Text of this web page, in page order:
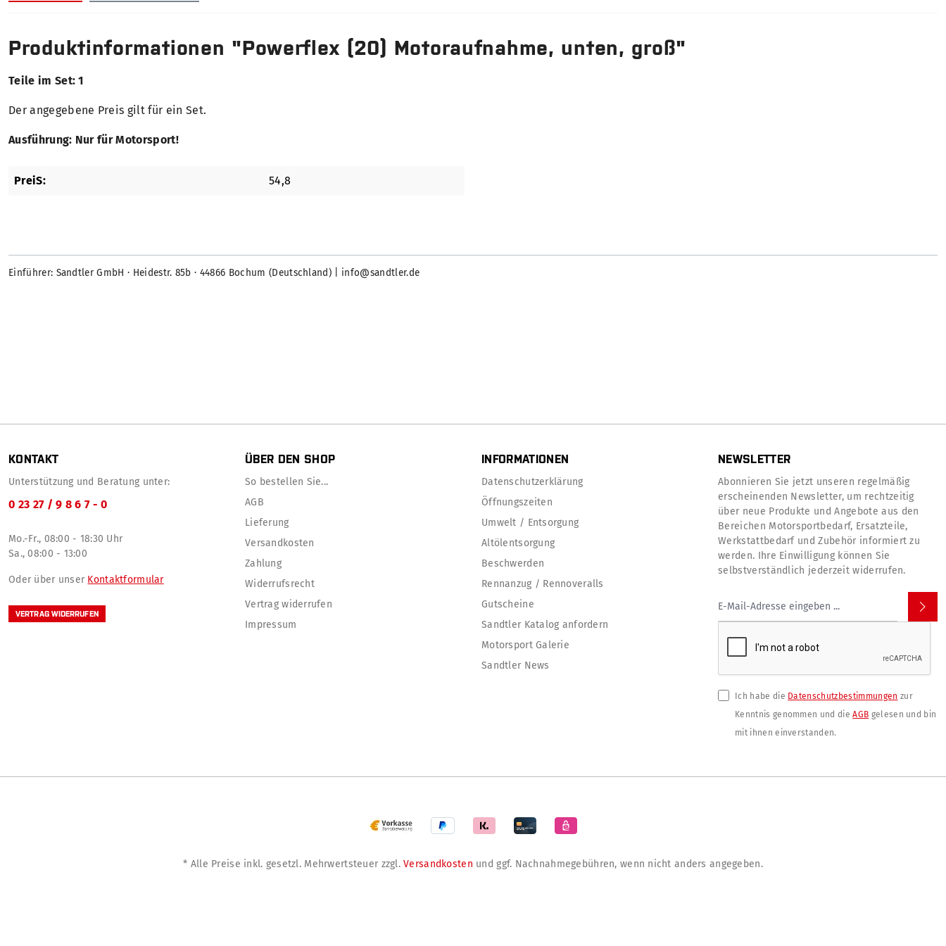
Produktinformationen "Powerflex (20) Motoraufnahme, unten, groß"
Teile im Set: 1
Der angegebene Preis gilt für ein Set.
Ausführung: Nur für Motorsport!
PreiS: 54,8
Einführer: Sandtler GmbH · Heidestr. 85b · 44866 Bochum (Deutschland) | info@sandtler.de
KONTAKT
Unterstützung und Beratung unter:
0 23 27 / 9 8 6 7 - 0
Mo.-Fr., 08:00 - 18:30 Uhr
Sa., 08:00 - 13:00
Oder über unser Kontaktformular
VERTRAG WIDERRUFEN
ÜBER DEN SHOP
So bestellen Sie...
AGB
Lieferung
Versandkosten
Zahlung
Widerrufsrecht
Vertrag widerrufen
Impressum
INFORMATIONEN
Datenschutzerklärung
Öffnungszeiten
Umwelt / Entsorgung
Altölentsorgung
Beschwerden
Rennanzug / Rennoveralls
Gutscheine
Sandtler Katalog anfordern
Motorsport Galerie
Sandtler News
NEWSLETTER
Abonnieren Sie jetzt unseren regelmäßig
erscheinenden Newsletter, um rechtzeitig
über neue Produkte und Angebote aus den
Bereichen Motorsportbedarf, Ersatzteile,
Werkstattbedarf und Zubehör informiert zu
werden. Ihre Einwilligung können Sie
selbstverständlich jederzeit widerrufen.
Ich habe die Datenschutzbestimmungen zur
Kenntnis genommen und dieAGB gelesen und bin
mit ihnen einverstanden.
* Alle Preise inkl. gesetzl. Mehrwertsteuer zzgl.Versandkosten und ggf. Nachnahmegebühren, wenn nicht anders angegeben.